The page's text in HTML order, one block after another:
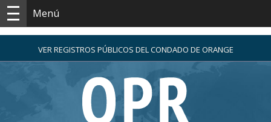
Menú
VER REGISTROS PÚBLICOS DEL CONDADO DE ORANGE